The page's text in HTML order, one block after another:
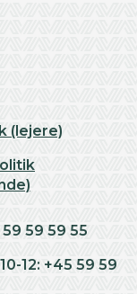
(lejere)
59 59 55
12: +45 59 59